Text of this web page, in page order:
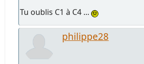
Tu oublis C1 à C4 ...
philippe28